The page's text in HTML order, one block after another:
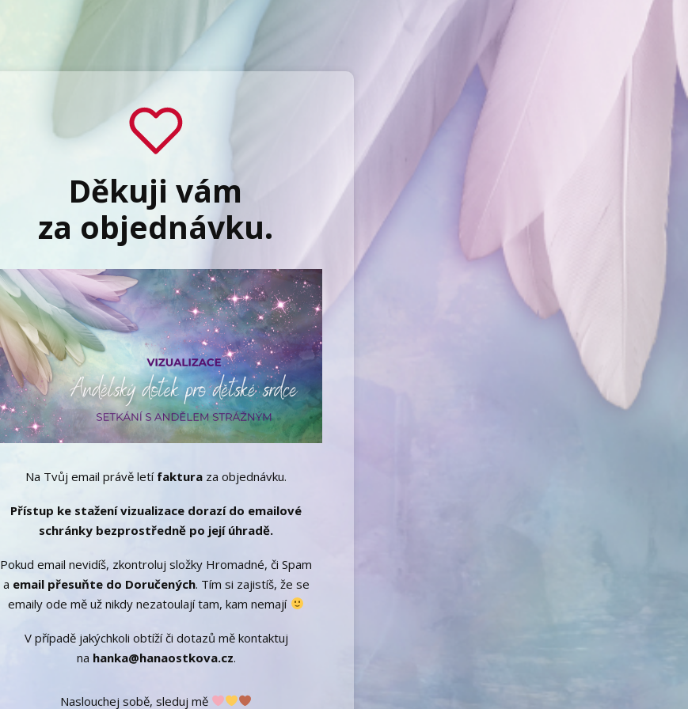
Děkuji vám
za objednávku.
Na Tvůj email právě letí faktura za objednávku.
Přístup ke stažení vizualizace dorazí do emailové
schránky bezprostředně po její úhradě.
Pokud email nevidíš, zkontroluj složky Hromadné, či Spam
a email přesuňte do Doručených. Tím si zajistíš, že se
emaily ode mě už nikdy nezatoulají tam, kam nemají
V případě jakýchkoli obtíží či dotazů mě kontaktuj
na hanka@hanaostkova.cz.
Naslouchej sobě, sleduj mě